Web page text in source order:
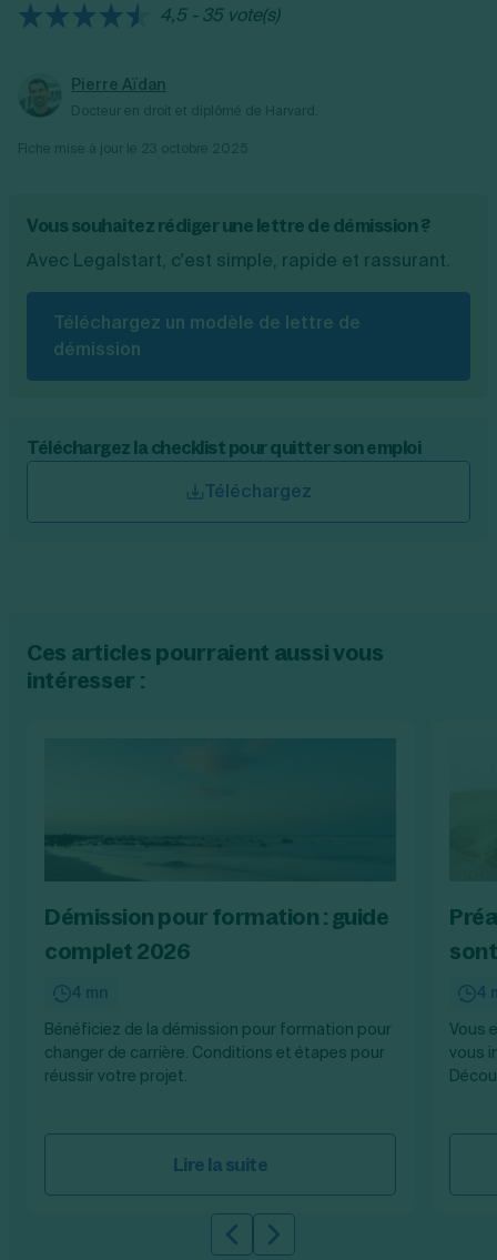
avec accusé de réception.
4,5 - 35 vote(s)
Pierre Aïdan
Vous souhaitez rédiger une lettre de démission ?
Avec Legalstart, c'est simple, rapide et rassurant.
Téléchargez un modèle de lettre de
démission
Téléchargez la checklist pour quitter son emploi
Téléchargez
Ces articles pourraient aussi vous
intéresser :
Démission pour formation : guide
complet 2026
4 mn
Bénéficiez de la démission pour formation pour
changer de carrière. Conditions et étapes pour
réussir votre projet.
Lire la suite
4
Vous
vous
Slide précédente
Slide suivante